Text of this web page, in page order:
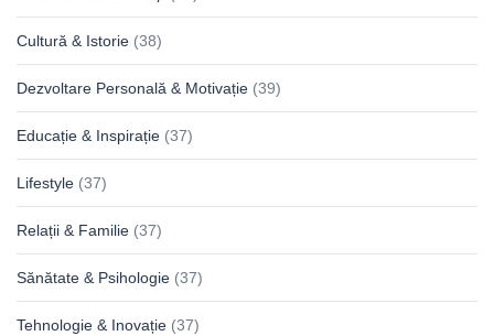
Cultură & Istorie (38)
Dezvoltare Personală & Motivație (39)
Educație & Inspirație (37)
Lifestyle (37)
Relații & Familie (37)
Sănătate & Psihologie (37)
Tehnologie & Inovație (37)